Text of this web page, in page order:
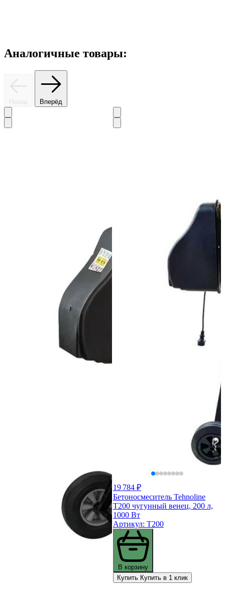
Аналогичные товары:
Назад Вперёд
19 784 ₽
Бетоносмеситель Tehnoline
T200 чугунный венец, 200 л,
1000 Вт
Артикул: T200
В корзину
Купить Купить в 1 клик